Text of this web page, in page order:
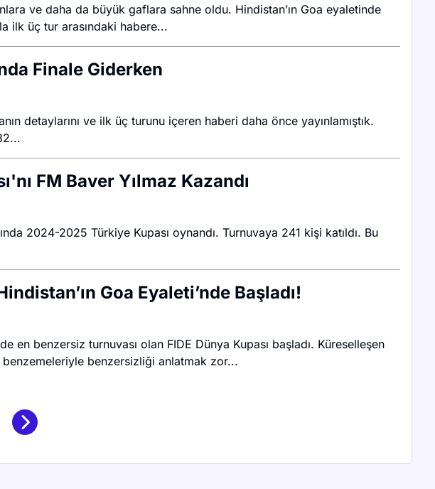
ve daha da büyük gaflara sahne oldu. Hindistan’ın Goa eyaletinde
ilk üç tur arasındaki habere...
Finale Giderken
detaylarını ve ilk üç turunu içeren haberi daha önce yayınlamıştık.
FM Baver Yılmaz Kazandı
2024-2025 Türkiye Kupası oynandı. Turnuvaya 241 kişi katıldı. Bu
Goa Eyaleti’nde Başladı!
en benzersiz turnuvası olan FIDE Dünya Kupası başladı. Küreselleşen
benzersizliği anlatmak zor...